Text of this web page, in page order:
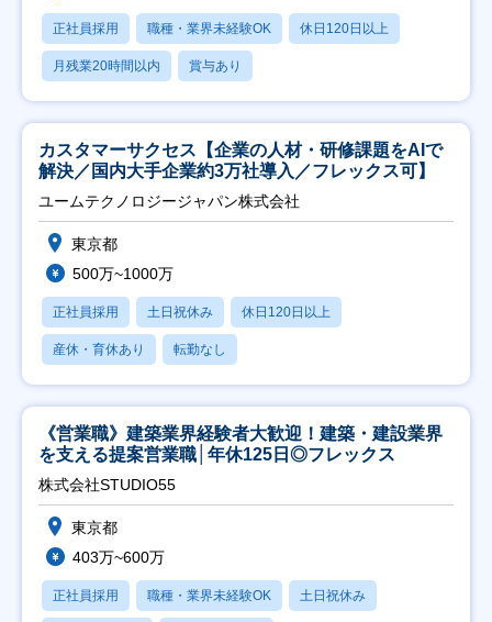
正社員採用 職種・業界未経験OK 休日120日以上
月残業20時間以内 賞与あり
カスタマーサクセス【企業の人材・研修課題をAIで
解決／国内大手企業約3万社導入／フレックス可】
ユームテクノロジージャパン株式会社
東京都
500万~1000万
正社員採用 土日祝休み 休日120日以上
産休・育休あり 転勤なし
《営業職》建築業界経験者大歓迎！建築・建設業界
を支える提案営業職│年休125日◎フレックス
株式会社STUDIO55
東京都
403万~600万
正社員採用 職種・業界未経験OK 土日祝休み